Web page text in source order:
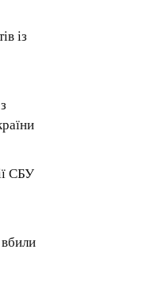
із
СБУ